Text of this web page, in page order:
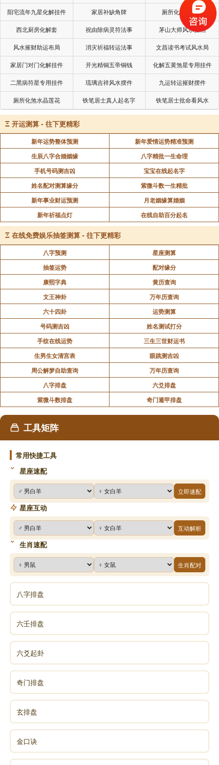
“化光”什么意思？就是老子那一句：和其光。隐
藏个人光芒，尽管养育万物，但始终不居功自傲；能做
到这点就非常了不起。
坤道其顺乎，承天而时行：坤卦之道就是柔顺，
顺承天道而按时运行。
“坤卦”是至柔至静之卦，充分体现了大地之美，
女性之美，阴柔之美。
坤为大地，包容万事万物，养育万物，却生而不
有，为而不恃（shì），功成而弗居。
坤为水，水善利万物而不争；江海之所以能为百
谷王者，以其善下之；水是最柔软的，但最厉害的也是
在为人处世之中，我们应该掌握“坤卦”的智慧，
用柔和，用谦下来解决问题，接受问题，放下问题。
声明：部分内容来于网络，如有侵权，请联系我们删除！以上内容，并
阳宅流年九星化解挂件 家居补缺角牌 厕所化秽气煞套
西北厨房化解套 祝由除病灵符法事 茅山大师风水挂画
风水摧财助运布局 消灾祈福转运法事 文昌读书考试风水局
家居门对门化解挂件 开光精铜五帝铜钱 化解五黄煞星专用挂件
二黑病符星专用挂件 琉璃吉祥风水摆件 九运转运摧财摆件
厕所化煞水晶莲花 铁笔居士真人起名字 铁笔居士批命看风水
Ξ 开运测算 - 往下更精彩
新年运势整体预测
新年爱情运势精准预测
生辰八字合婚姻缘
八字精批一生命理
手机号码测吉凶
宝宝在线起名字
姓名配对测算缘分
紫微斗数一生精批
新年事业财运预测
月老姻缘算婚姻
新年祈福点灯
在线自助百分起名
Ξ 在线免费娱乐抽签测算 - 往下更精彩
八字预测
星座测算
抽签运势
配对缘分
康熙字典
黄历查询
文王神卦
万年历查询
六十四卦
运势测算
号码测吉凶
姓名测试打分
手纹在线运势
三生三世财运书
生男生女清宫表
眼跳测吉凶
周公解梦自助查询
万年历查询
八字排盘
六爻排盘
紫微斗数排盘
奇门遁甲排盘
工具矩阵
常用快捷工具
星座速配
立即速配
星座互动
互动解析
生肖速配
生肖配对
八字排盘
六壬排盘
六爻起卦
奇门排盘
玄排盘
金口诀